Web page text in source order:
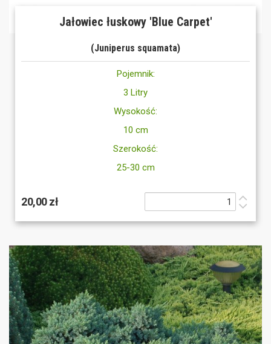
Jałowiec łuskowy 'Blue Carpet'
(Juniperus squamata)
Pojemnik:
3 Litry
Wysokość:
10 cm
Szerokość:
25-30 cm
20,00 zł